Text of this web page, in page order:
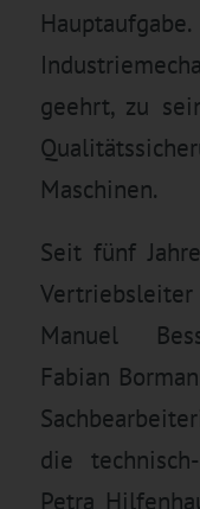
geehrt, zu
Maschinen.
Seit fünf
Manuel
Fabian
die
Petra